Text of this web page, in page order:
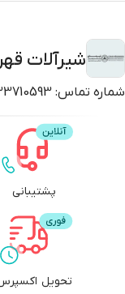
شیرآلات
شماره تماس:
پشتیبانی
تحویل